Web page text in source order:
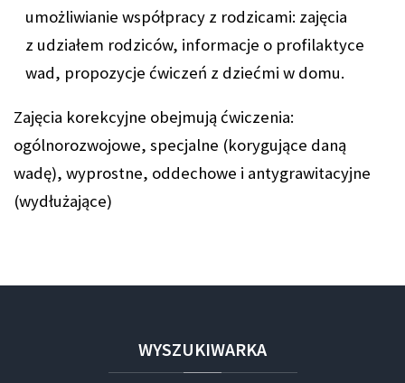
umożliwianie współpracy z rodzicami: zajęcia
z udziałem rodziców, informacje o profilaktyce
wad, propozycje ćwiczeń z dziećmi w domu.
Zajęcia korekcyjne obejmują ćwiczenia:
ogólnorozwojowe, specjalne (korygujące daną
wadę), wyprostne, oddechowe i antygrawitacyjne
(wydłużające)
WYSZUKIWARKA